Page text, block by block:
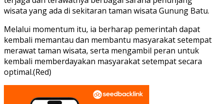
wisata yang ada di sekitaran taman wisata Gunung Batu.
Melalui momentum itu, ia berharap pemerintah dapat
kembali memantau dan membantu masyarakat setempat
merawat taman wisata, serta mengambil peran untuk
kembali memberdayakan masyarakat setempat secara
optimal.(Red)